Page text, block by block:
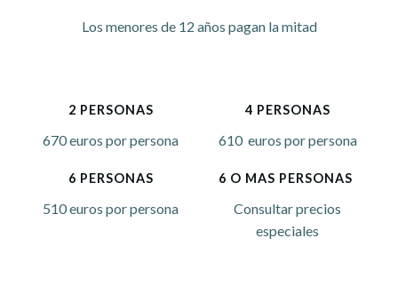
Los menores de 12 años pagan la mitad
2 PERSONAS
670 euros por persona
4 PERSONAS
610 euros por persona
6 PERSONAS
510 euros por persona
6 O MAS PERSONAS
Consultar precios
especiales